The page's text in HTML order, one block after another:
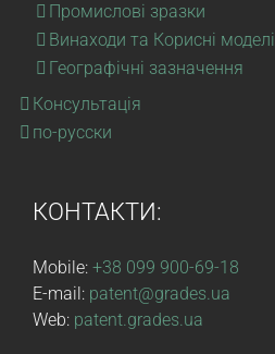
Промислові зразки
Винаходи та Корисні моделі
Географічні зазначення
Консультація
по-русски
КОНТАКТИ:
Mobile: +38 099 900-69-18
E-mail: patent@grades.ua
Web: patent.grades.ua